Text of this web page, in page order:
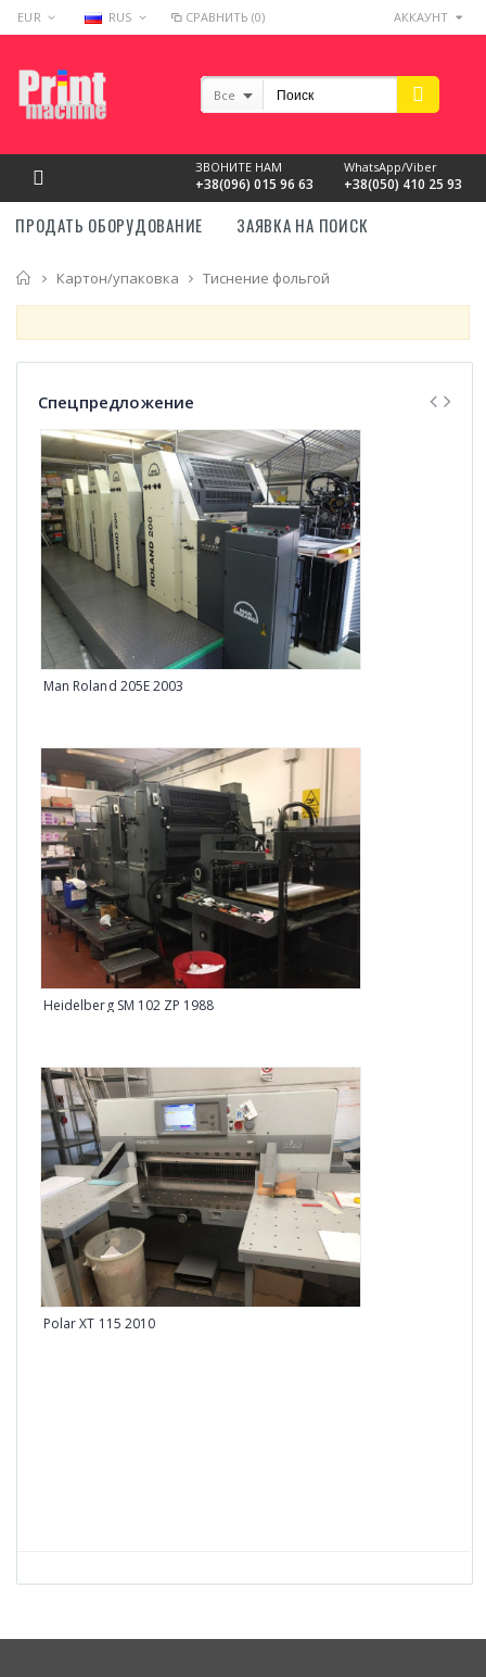
EUR RUS СРАВНИТЬ (0) АККАУНТ
ЗВОНИТЕ НАМ
+38(096) 015 96 63
WhatsApp/Viber
+38(050) 410 25 93
Все
ПРОДАТЬ ОБОРУДОВАНИЕ ЗАЯВКА НА ПОИСК
Главная
Картон/упаковка Тиснение фольгой
Спецпредложение
Man Roland 205E 2003
Heidelberg SM 102 ZP 1988
Polar XT 115 2010